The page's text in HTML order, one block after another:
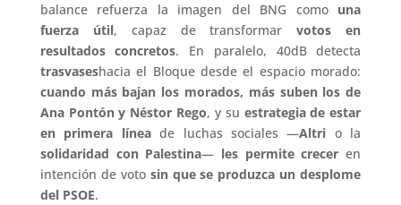
balance refuerza la imagen del BNG como una
fuerza útil, capaz de transformarvotos en
resultados concretos. En paralelo, 40dB detecta
trasvaseshacia el Bloque desde el espacio morado:
cuando más bajan los morados, más suben los de
Ana Pontón y Néstor Rego, y su estrategia de estar
en primera líneade luchas sociales —Altri o la
solidaridad con Palestina— les permite crecer en
intención de voto sin que se produzca un desplome
del PSOE.